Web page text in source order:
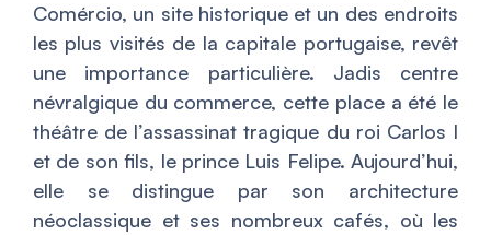
Comércio, un site historique et un des endroits
les plus visités de la capitale portugaise, revêt
une importance particulière. Jadis centre
névralgique du commerce, cette place a été le
théâtre de l’assassinat tragique du roi Carlos I
et de son fils, le prince Luis Felipe. Aujourd’hui,
elle se distingue par son architecture
néoclassique et ses nombreux cafés, où les